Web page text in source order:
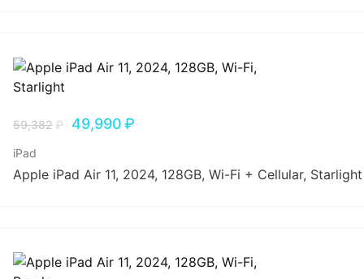
59,382₽ 49,990₽
iPad
Apple iPad Air 11, 2024, 128GB, Wi-Fi + Cellular, Starlight